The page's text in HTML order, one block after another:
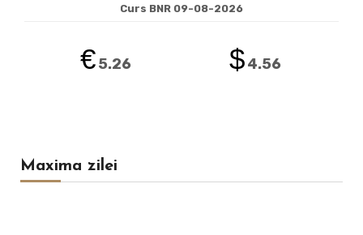
Curs BNR 09-08-2026
€5.26 $4.56
Maxima zilei